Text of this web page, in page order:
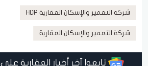
شركة التعمير والإسكان العقارية HDP
شركة التعمير والإسكان العقارية
تابعوا آخر أخبار العقارية على Google News